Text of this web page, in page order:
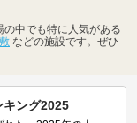
中でも特に人気がある
などの施設です。ぜひ
キング2025